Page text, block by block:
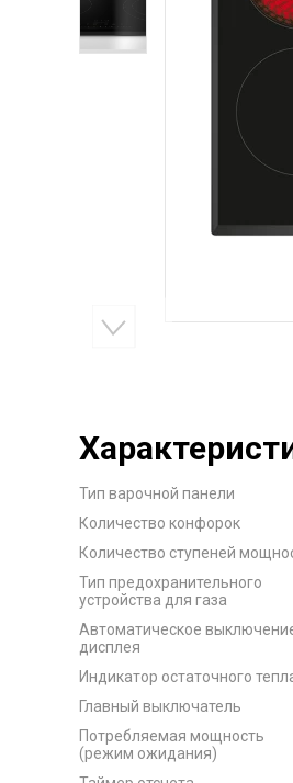
Тип варочной панели
Количество конфорок
Количество ступеней
Тип предохранительного
устройства для газа
Автоматическое
дисплея
Индикатор остаточного
Главный выключатель
Потребляемая мощность
(режим ожидания)